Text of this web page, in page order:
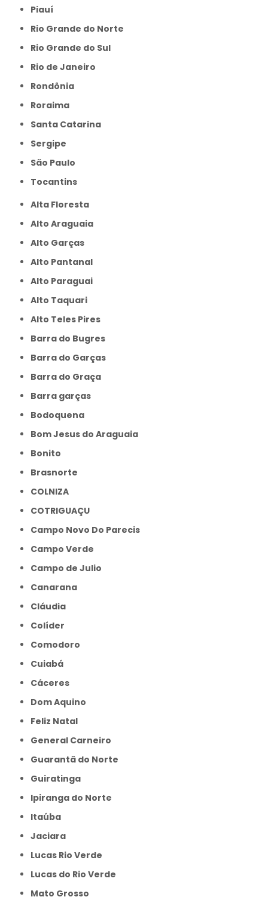
Piauí
Rio Grande do Norte
Rio Grande do Sul
Rio de Janeiro
Rondônia
Roraima
Santa Catarina
Sergipe
São Paulo
Tocantins
Alta Floresta
Alto Araguaia
Alto Garças
Alto Pantanal
Alto Paraguai
Alto Taquari
Alto Teles Pires
Barra do Bugres
Barra do Garças
Barra do Graça
Barra garças
Bodoquena
Bom Jesus do Araguaia
Bonito
Brasnorte
COLNIZA
COTRIGUAÇU
Campo Novo Do Parecis
Campo Verde
Campo de Julio
Canarana
Cláudia
Colíder
Comodoro
Cuiabá
Cáceres
Dom Aquino
Feliz Natal
General Carneiro
Guarantã do Norte
Guiratinga
Ipiranga do Norte
Itaúba
Jaciara
Lucas Rio Verde
Lucas do Rio Verde
Mato Grosso